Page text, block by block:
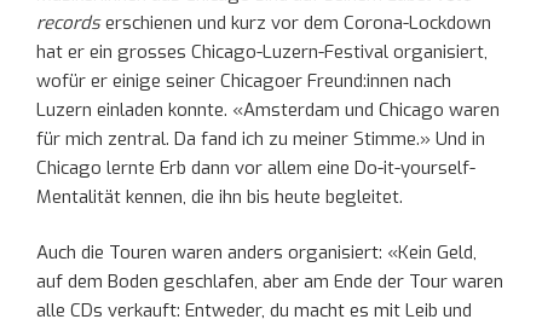
recordserschienen und kurz vor dem Corona-Lockdown
hat er ein grosses Chicago-Luzern-Festival organisiert,
wofür er einige seiner Chicagoer Freund:innen nach
Luzern einladen konnte. «Amsterdam und Chicago waren
für mich zentral. Da fand ich zu meiner Stimme.» Und in
Chicago lernte Erb dann vor allem eine Do-it-yourself-
Mentalität kennen, die ihn bis heute begleitet.
Auch die Touren waren anders organisiert: «Kein Geld,
auf dem Boden geschlafen, aber am Ende der Tour waren
alle CDs verkauft: Entweder, du macht es mit Leib und